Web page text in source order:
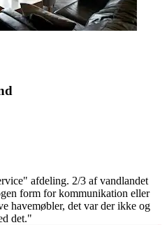
afdeling. 2/3 af vandlandet
form for kommunikation eller
havemøbler, det var der ikke og
det."